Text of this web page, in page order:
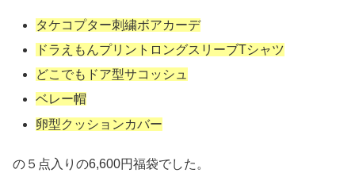
タケコプター刺繍ボアカーデ
ドラえもんプリントロングスリーブTシャツ
どこでもドア型サコッシュ
ベレー帽
卵型クッションカバー
の５点入りの6,600円福袋でした。